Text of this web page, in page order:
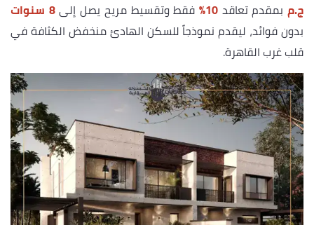
ج.مبمقدم تعاقد10% فقط وتقسيط مريح يصل إلى8 سنوات
بدون فوائد، ليقدم نموذجاً للسكن الهادئ منخفض الكثافة في
قلب غرب القاهرة.